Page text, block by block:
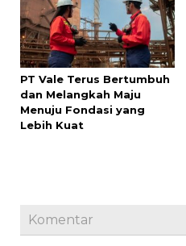
PT Vale Terus Bertumbuh
dan Melangkah Maju
Menuju Fondasi yang
Lebih Kuat
Komentar